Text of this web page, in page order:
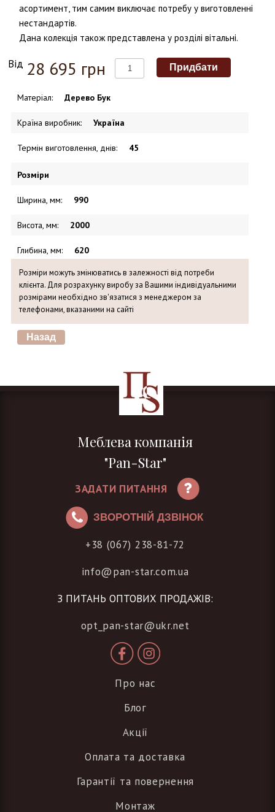
асортимент, тим самим виключає потребу у виготовленні
нестандартів.
Дана колекція також представлена у розділі вітальні.
Від 28 695 грн
Матеріал: Дерево Бук
Країна виробник: Україна
Термін виготовлення, днів: 45
Розміри
Ширина, мм: 990
Висота, мм: 2000
Глибина, мм: 620
Розміри можуть змінюватись в залежності від потреби
клієнта. Для розрахунку виробу за Вашими індивідуальними
розмірами необхідно зв'язатися з менеджером за
телефонами, вказаними на сайті
Меблева компанія
"Pan-Star"
ЗАДАТИ ПИТАННЯ
ЗВОРОТНІЙ ДЗВІНОК
+38 (067) 238-81-72
info@pan-star.com.ua
З ПИТАНЬ ОПТОВИХ ПРОДАЖІВ:
opt_pan-star@ukr.net
Про нас
Блог
Акції
Оплата та доставка
Гарантії та повернення
Монтаж